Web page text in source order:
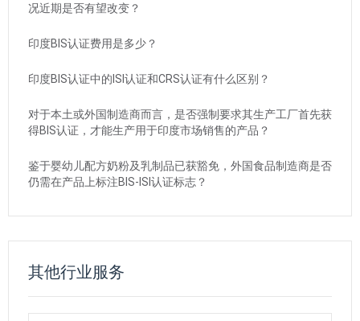
况近期是否有望改变？
印度BIS认证费用是多少？
印度BIS认证中的ISI认证和CRS认证有什么区别？
对于本土或外国制造商而言，是否强制要求其生产工厂首先获
得BIS认证，才能生产用于印度市场销售的产品？
鉴于婴幼儿配方奶粉及乳制品已获豁免，外国食品制造商是否
仍需在产品上标注BIS-ISI认证标志？
其他行业服务